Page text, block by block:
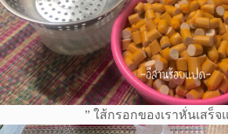
” ใส้กรอกของเราหั่นเสร็จ